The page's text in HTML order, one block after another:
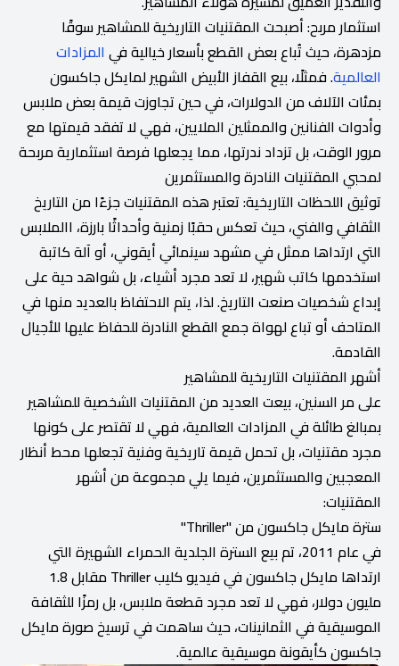
استثمار مربح: أصبحت المقتنيات التاريخية للمشاهير سوقًا
مزدهرة، حيث تُباع بعض القطع بأسعار خيالية في المزادات
العالمية. فمثلًا، بيع القفاز الأبيض الشهير لمايكل جاكسون
بمئات الآلاف من الدولارات، في حين تجاوزت قيمة بعض ملابس
وأدوات الفنانين والممثلين الملايين، فهي لا تفقد قيمتها مع
مرور الوقت، بل تزداد ندرتها، مما يجعلها فرصة استثمارية مربحة
لمحبي المقتنيات النادرة والمستثمرين
توثيق اللحظات التاريخية: تعتبر هذه المقتنيات جزءًا من التاريخ
الثقافي والفني، حيث تعكس حقبًا زمنية وأحداثًا بارزة، االملابس
التي ارتداها ممثل في مشهد سينمائي أيقوني، أو آلة كاتبة
استخدمها كاتب شهير، لا تعد مجرد أشياء، بل شواهد حية على
إبداع شخصيات صنعت التاريخ. لذا، يتم الاحتفاظ بالعديد منها في
المتاحف أو تباع لهواة جمع القطع النادرة للحفاظ عليها للأجيال
القادمة.
أشهر المقتنيات التاريخية للمشاهير
على مر السنين، بيعت العديد من المقتنيات الشخصية للمشاهير
بمبالغ طائلة في المزادات العالمية، فهي لا تقتصر على كونها
مجرد مقتنيات، بل تحمل قيمة تاريخية وفنية تجعلها محط أنظار
المعجبين والمستثمرين، فيما يلي مجموعة من أشهر
المقتنيات:
سترة مايكل جاكسون من "Thriller"
في عام 2011، تم بيع السترة الجلدية الحمراء الشهيرة التي
ارتداها مايكل جاكسون في فيديو كليب Thriller مقابل 1.8
مليون دولار، فهي لا تعد مجرد قطعة ملابس، بل رمزًا للثقافة
الموسيقية في الثمانينات، حيث ساهمت في ترسيخ صورة مايكل
جاكسون كأيقونة موسيقية عالمية.